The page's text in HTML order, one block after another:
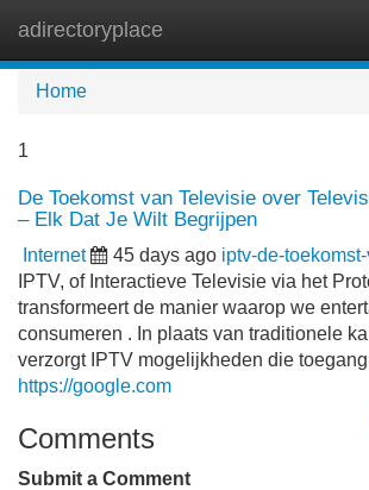
adirectoryplace
Home
1
De Toekomst van Televisie over
– Elk Dat Je Wilt Begrijpen
Internet 45 days ago iptv-de-
IPTV, of Interactieve Televisie via het
transformeert de manier waarop we
consumeren . In plaats van traditionele
verzorgt IPTV mogelijkheden die
https://google.com
Comments
Submit a Comment